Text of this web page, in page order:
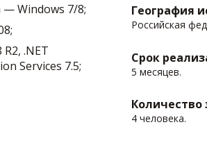
— Windows 7/8;
.NET
Services 7.5;
География
Российская
Срок
5 месяцев.
Количество
4 человека.